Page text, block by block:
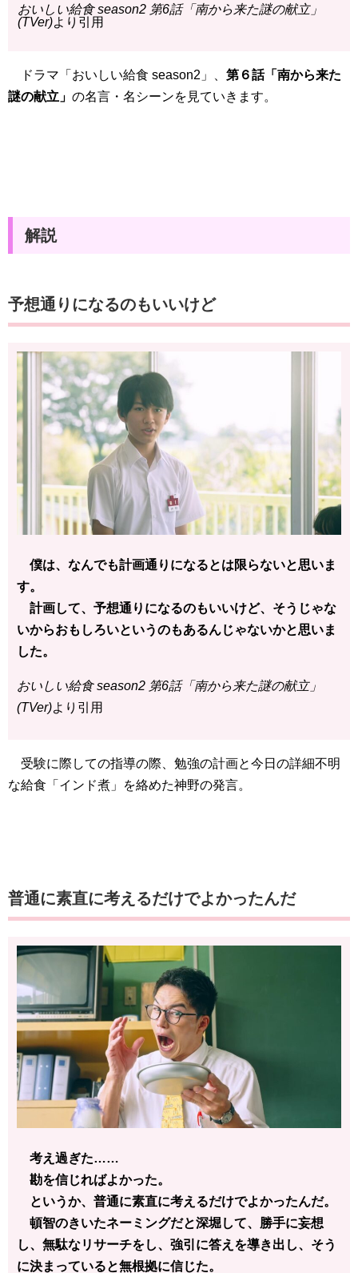
おいしい給食 season2 第6話「南から来た謎の献立」
(TVer)より引用
ドラマ「おいしい給食 season2」、 第６話「南から来た
謎の献立」 の名言・名シーンを見ていきます。
解説
予想通りになるのもいいけど
僕は、なんでも計画通りになるとは限らないと思いま
す。
計画して、予想通りになるのもいいけど、そうじゃな
いからおもしろいというのもあるんじゃないかと思いま
した。
おいしい給食 season2 第6話「南から来た謎の献立」
(TVer)より引用
受験に際しての指導の際、勉強の計画と今日の詳細不明
な給食「インド煮」を絡めた神野の発言。
普通に素直に考えるだけでよかったんだ
考え過ぎた……
勘を信じればよかった。
というか、普通に素直に考えるだけでよかったんだ。
頓智のきいたネーミングだと深堀して、勝手に妄想
し、無駄なリサーチをし、強引に答えを導き出し、そう
に決まっていると無根拠に信じた。